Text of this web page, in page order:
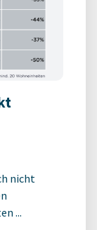
nicht
...